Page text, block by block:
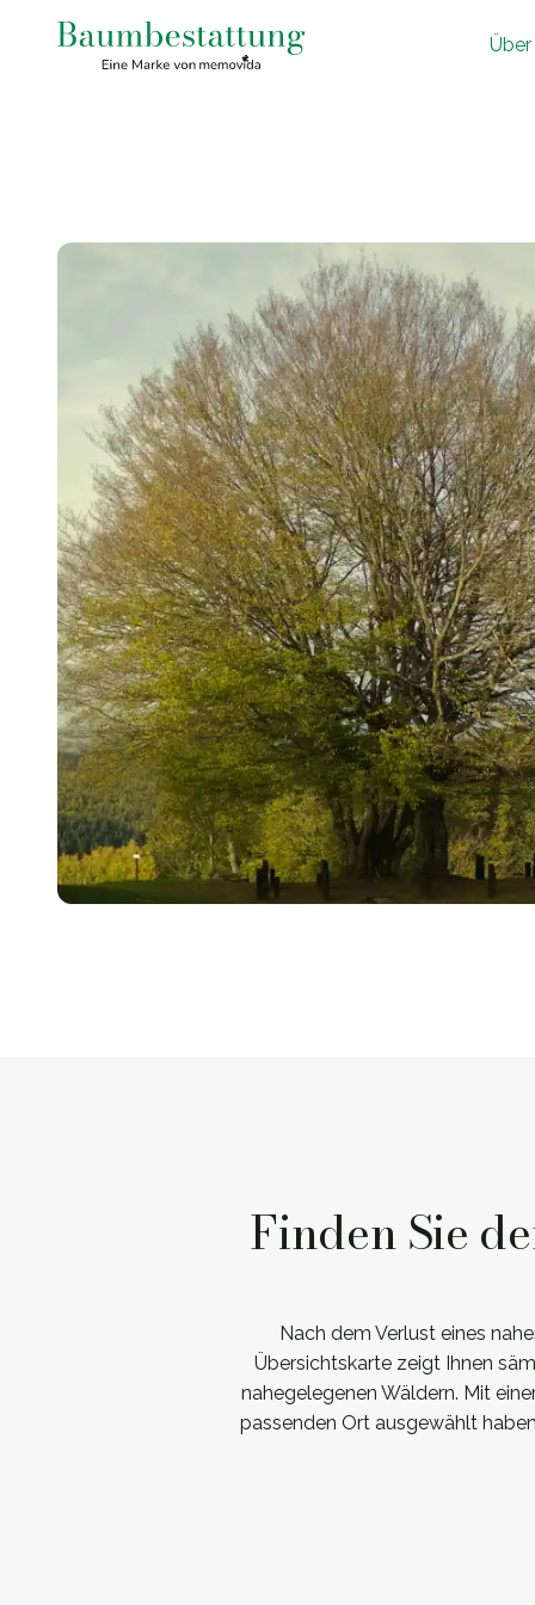
Über
Finden Sie
Nach dem Verlust eines
Übersichtskarte zeigt Ihnen
nahegelegenen Wäldern. Mit
passenden Ort ausgewählt